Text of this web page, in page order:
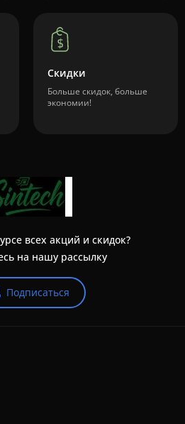
Скидки
Больше скидок, больше
экономии!
всех акций и скидок?
на нашу рассылку
Подписаться